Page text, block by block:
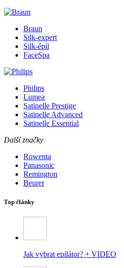
Braun
Silk-expert
Silk-épil
FaceSpa
Philips
Lumea
Satinelle Prestige
Satinelle Advanced
Satinelle Essential
Další značky
Rowenta
Panasonic
Remington
Beurer
Top články
Jak vybrat epilátor? + VIDEO